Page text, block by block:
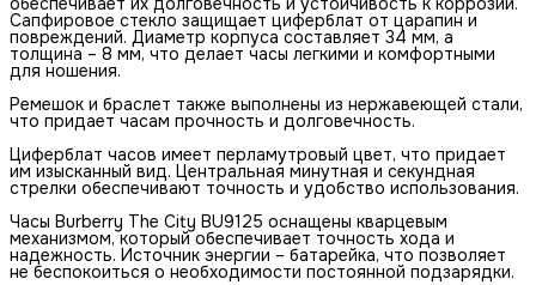
Сапфировое стекло защищает циферблат от царапин и
повреждений. Диаметр корпуса составляет 34 мм, а
толщина – 8 мм, что делает часы легкими и комфортными
для ношения.
Ремешок и браслет также выполнены из нержавеющей стали,
что придает часам прочность и долговечность.
Циферблат часов имеет перламутровый цвет, что придает
им изысканный вид. Центральная минутная и секундная
стрелки обеспечивают точность и удобство использования.
Часы Burberry The City BU9125 оснащены кварцевым
механизмом, который обеспечивает точность хода и
надежность. Источник энергии – батарейка, что позволяет
не беспокоиться о необходимости постоянной подзарядки.